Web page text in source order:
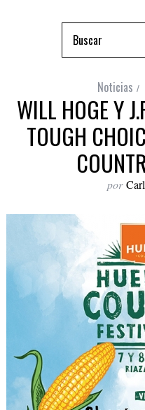
Noticias
WILL HOGE Y
TOUGH
por